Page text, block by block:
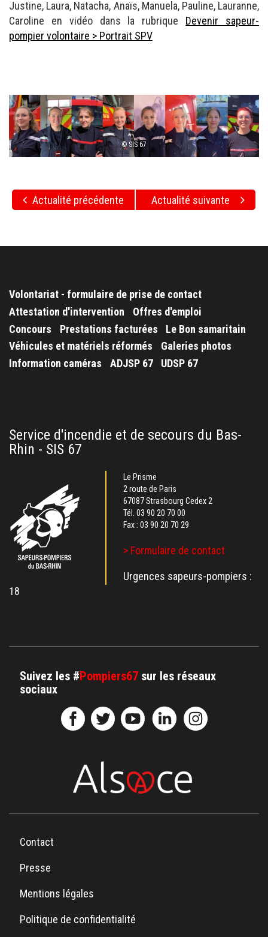
Justine, Laura, Natacha, Anaïs, Manuela, Pauline, Lauranne,
Caroline en vidéo dans la rubrique Devenir sapeur-
pompier volontaire > Portrait SPV
© SIS 67
Actualité précédente Actualité suivante
Volontariat - formulaire de prise de contact
Attestation d'intervention
Offres d'emploi
Concours
Prestations facturées
Le Bon samaritain
Véhicules et matériels réformés
Galeries photos
Information caméras
ADJSP 67 UDSP 67
Service d'incendie et de secours du Bas-
Rhin - SIS 67
Le Prisme
2 route de Paris
67087 Strasbourg Cedex 2
Tél. 03 90 20 70 00
Fax : 03 90 20 70 29
> Formulaire de contact
Urgences sapeurs-pompiers :
18
Suivez les #Pompiers67 sur les réseaux
sociaux
Contact
Presse
Mentions légales
Politique de confidentialité